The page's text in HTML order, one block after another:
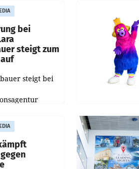
neue
gestartet.
bei
steigt zum
steigt bei
auf.
und
Bereichen